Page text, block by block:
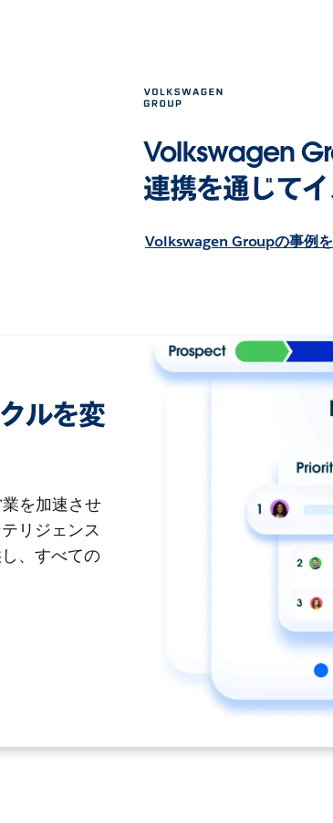
Volkswagen
連携を通じて
Volkswagen Groupの事例
ルを変
を加速させ
リジェンス
、すべての